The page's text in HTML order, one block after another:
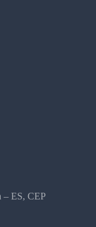
– ES, CEP